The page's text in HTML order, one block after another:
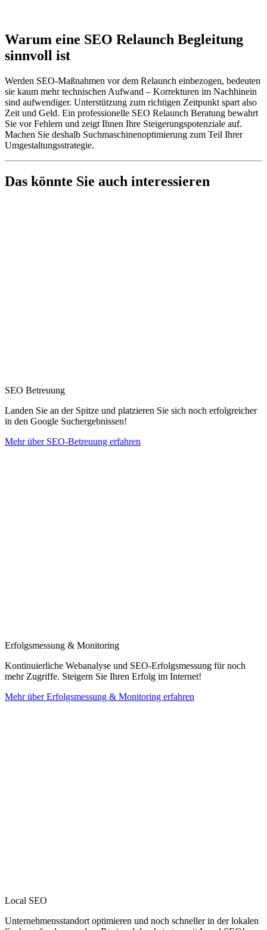
Warum eine SEO Relaunch Begleitung
sinnvoll ist
Werden SEO-Maßnahmen vor dem Relaunch einbezogen, bedeuten
sie kaum mehr technischen Aufwand – Korrekturen im Nachhinein
sind aufwendiger. Unterstützung zum richtigen Zeitpunkt spart also
Zeit und Geld. Ein professionelle SEO Relaunch Beratung bewahrt
Sie vor Fehlern und zeigt Ihnen Ihre Steigerungspotenziale auf.
Machen Sie deshalb Suchmaschinenoptimierung zum Teil Ihrer
Umgestaltungsstrategie.
Das könnte Sie auch interessieren
SEO Betreuung
Landen Sie an der Spitze und platzieren Sie sich noch erfolgreicher
in den Google Suchergebnissen!
Mehr über SEO-Betreuung erfahren
Erfolgsmessung & Monitoring
Kontinuierliche Webanalyse und SEO-Erfolgsmessung für noch
mehr Zugriffe. Steigern Sie Ihren Erfolg im Internet!
Mehr über Erfolgsmessung & Monitoring erfahren
Local SEO
Unternehmensstandort optimieren und noch schneller in der lokalen